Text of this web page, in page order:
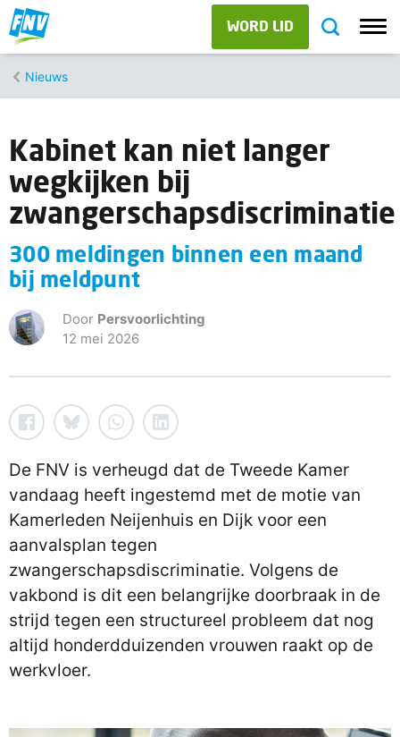
WORD LID
Nieuws
Kabinet kan niet langer
wegkijken bij
zwangerschapsdiscriminatie
300 meldingen binnen een maand
bij meldpunt
Door Persvoorlichting
12 mei 2026
De FNV is verheugd dat de Tweede Kamer
vandaag heeft ingestemd met de motie van
Kamerleden Neijenhuis en Dijk voor een
aanvalsplan tegen
zwangerschapsdiscriminatie. Volgens de
vakbond is dit een belangrijke doorbraak in de
strijd tegen een structureel probleem dat nog
altijd honderdduizenden vrouwen raakt op de
werkvloer.